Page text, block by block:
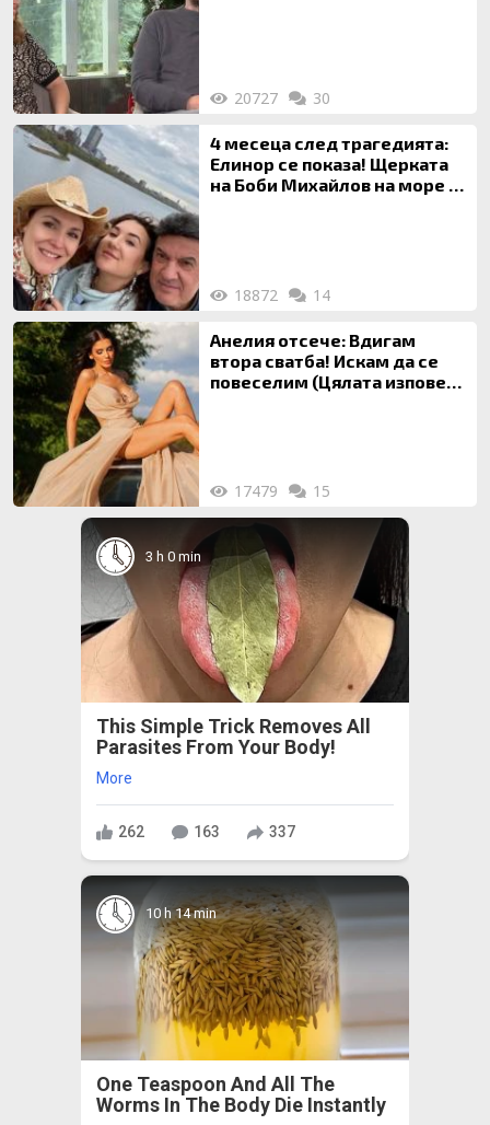
20727 30
4 месеца след трагедията:
Елинор се показа! Щерката
на Боби Михайлов на море с
18872 14
Анелия отсече: Вдигам
втора сватба! Искам да се
повеселим (Цялата изповед
17479 15
3 h 0 min
This Simple Trick Removes All
Parasites From Your Body!
More
262 163 337
10 h 14 min
One Teaspoon And All The
Worms In The Body Die Instantly